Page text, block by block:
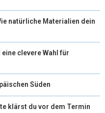
natürliche Materialien dein
clevere Wahl für
Süden
klärst du vor dem Termin